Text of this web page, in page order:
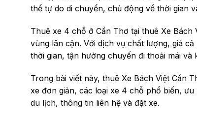
thể tự do di chuyển, chủ động về thời gian
Thuê xe 4 chỗ ở Cần Thơ tại thuê Xe
vùng lân cận. Với dịch vụ chất lượng, giá
thời gian, tận hưởng chuyến đi thoải mái
Trong bài viết này, thuê Xe Bách Việt Cần
xe đơn giản, các loại xe 4 chỗ phổ biến,
du lịch, thông tin liên hệ và đặt xe.